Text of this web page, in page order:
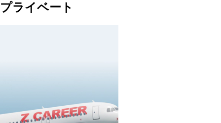
プライベート